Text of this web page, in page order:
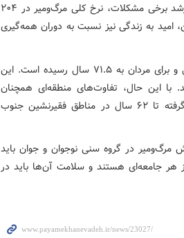
در بخش دیگری از این گزارش، مشخص شد که با وجود روند رو به رشد برخی مشکلات، نرخ کلی مرگ‌ومیر در ۲۰۴
است. همچنین، امید به زندگی نیز نسبت به دوران همه‌گیری
در حال حاضر، متوسط امید به زندگی جهانی برای زنان به ۷۶.۳ سال و برای مردان به ۷۱.۵ سال رسیده است. این
افزایش نشان می‌دهد. با این حال، تفاوت‌های منطقه‌ای همچنان
محسوس است؛ از امید به زندگی ۸۳ ساله در کشورهای پردرآمد گرفته تا ۶۲ سال در مناطق فقیرنشین جنوب
مرگ‌ومیر در گروه سنی نوجوان و جوان باید
هر جامعه‌ای هستند و سلامت آن‌ها باید در